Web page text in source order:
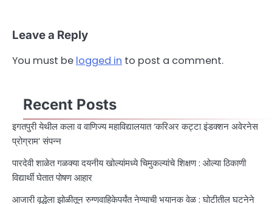
Leave a Reply
You must be logged in to post a comment.
Recent Posts
इगतपुरी येथील कला व वाणिज्य महाविद्यालयात ‘करिअर कट्टा इंडक्शन अवेरनेस
प्रोग्राम’ संपन्न
पारदेवी शाळेत गळक्या दयनीय खोल्यांमध्ये चिमुकल्यांचे शिक्षण : ओल्या ठिकाणी
विद्यार्थी घेतात पोषण आहार
आजारी वृद्धेला झोळीतून रुग्णवाहिकेपर्यंत नेण्याची भयानक वेळ : घोटीतील घटनेने